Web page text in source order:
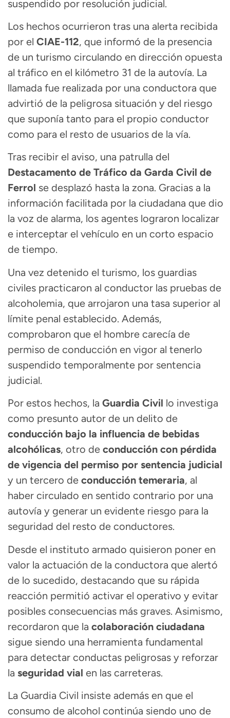
suspendido por resolución judicial.
Los hechos ocurrieron tras una alerta recibida
por el CIAE-112, que informó de la presencia
de un turismo circulando en dirección opuesta
al tráfico en el kilómetro 31 de la autovía. La
llamada fue realizada por una conductora que
advirtió de la peligrosa situación y del riesgo
que suponía tanto para el propio conductor
como para el resto de usuarios de la vía.
Tras recibir el aviso, una patrulla del
Destacamento de Tráfico da Garda Civil de
Ferrol se desplazó hasta la zona. Gracias a la
información facilitada por la ciudadana que dio
la voz de alarma, los agentes lograron localizar
e interceptar el vehículo en un corto espacio
de tiempo.
Una vez detenido el turismo, los guardias
civiles practicaron al conductor las pruebas de
alcoholemia, que arrojaron una tasa superior al
límite penal establecido. Además,
comprobaron que el hombre carecía de
permiso de conducción en vigor al tenerlo
suspendido temporalmente por sentencia
judicial.
Por estos hechos, la Guardia Civil lo investiga
como presunto autor de un delito de
conducción bajo la influencia de bebidas
alcohólicas, otro de conducción con pérdida
de vigencia del permiso por sentencia judicial
y un tercero de conducción temeraria, al
haber circulado en sentido contrario por una
autovía y generar un evidente riesgo para la
seguridad del resto de conductores.
Desde el instituto armado quisieron poner en
valor la actuación de la conductora que alertó
de lo sucedido, destacando que su rápida
reacción permitió activar el operativo y evitar
posibles consecuencias más graves. Asimismo,
recordaron que la colaboración ciudadana
sigue siendo una herramienta fundamental
para detectar conductas peligrosas y reforzar
la seguridad vial en las carreteras.
La Guardia Civil insiste además en que el
consumo de alcohol continúa siendo uno de